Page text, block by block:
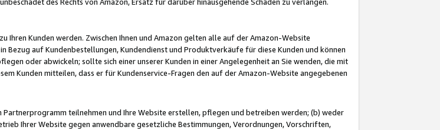
Ihren Kunden werden. Zwischen Ihnen und Amazon gelten alle auf der Amazon-Website
Bezug auf Kundenbestellungen, Kundendienst und Produktverkäufe für diese Kunden und können
oder abwickeln; sollte sich einer unserer Kunden in einer Angelegenheit an Sie wenden, die mit
Kunden mitteilen, dass er für Kundenservice-Fragen den auf der Amazon-Website angegebenen
Partnerprogramm teilnehmen und Ihre Website erstellen, pflegen und betreiben werden; (b) weder
Ihrer Website gegen anwendbare gesetzliche Bestimmungen, Verordnungen, Vorschriften,